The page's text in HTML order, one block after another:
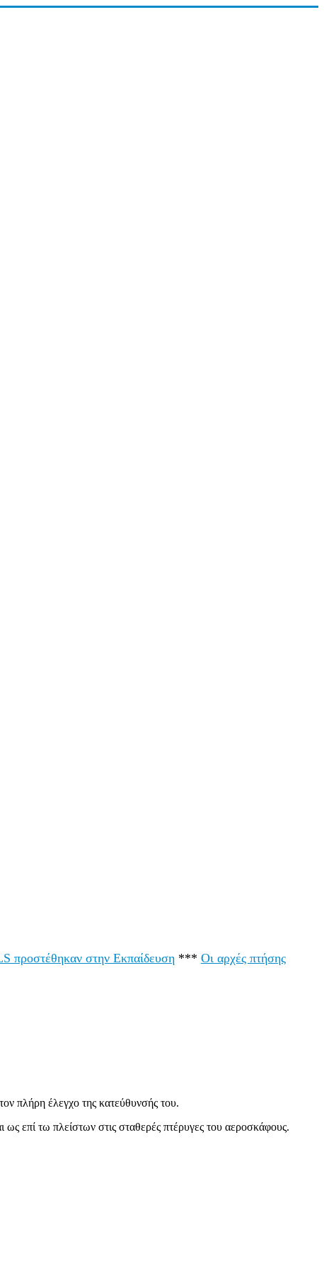
προστέθηκαν στην Εκπαίδευση *** Οι αρχές πτήσης
πλήρη έλεγχο της κατεύθυνσής του.
επί τω πλείστων στις σταθερές πτέρυγες του αεροσκάφους.